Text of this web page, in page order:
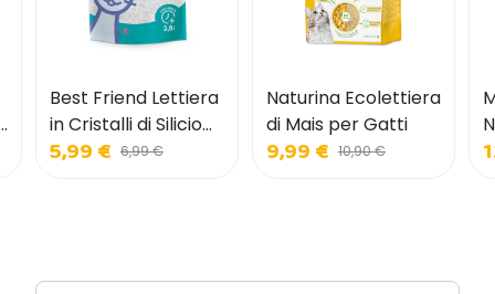
Best Friend Lettiera
in Cristalli di Silicio
per Gatti
5,99 € 6,99 €
Naturina Ecolettiera
di Mais per Gatti
9,99 € 10,90 €